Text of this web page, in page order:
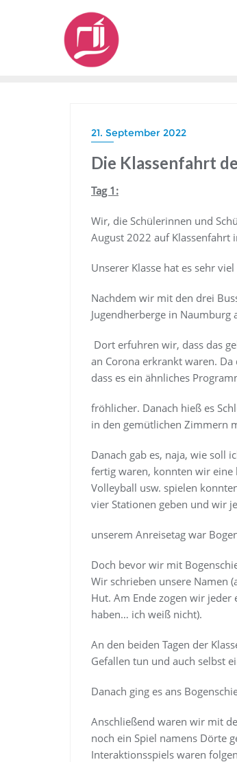
21. September 2022
Die Klassenfahrt
Tag 1:
Wir, die Schülerinnen und
August 2022 auf Klassenfahrt
Unserer Klasse hat es sehr
Nachdem wir mit den drei
Jugendherberge in Naumburg
Dort erfuhren wir, dass das
an Corona erkrankt waren. Da
dass es ein ähnliches
fröhlicher. Danach hieß es
in den gemütlichen Zimmern
Danach gab es, naja, wie soll
fertig waren, konnten wir eine
Volleyball usw. spielen
vier Stationen geben und wir
unserem Anreisetag war
Doch bevor wir mit
Wir schrieben unsere Namen
Hut. Am Ende zogen wir
haben… ich weiß nicht).
An den beiden Tagen der
Gefallen tun und auch selbst
Danach ging es ans
Anschließend waren wir mit
noch ein Spiel namens Dörte
Interaktionsspiels waren